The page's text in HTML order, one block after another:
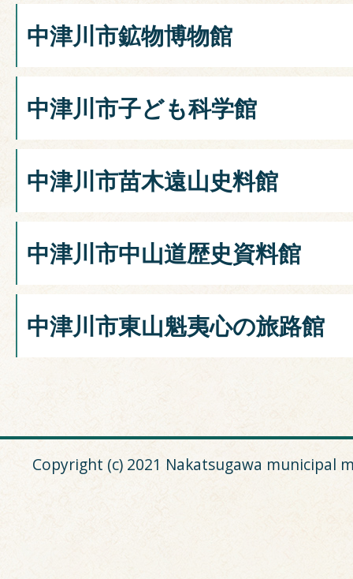
中津川市鉱物博物館
中津川市子ども科学館
中津川市苗木遠山史料館
中津川市中山道歴史資料館
中津川市東山魁夷心の旅路館
Copyright (c) 2021 Nakatsugawa municipal